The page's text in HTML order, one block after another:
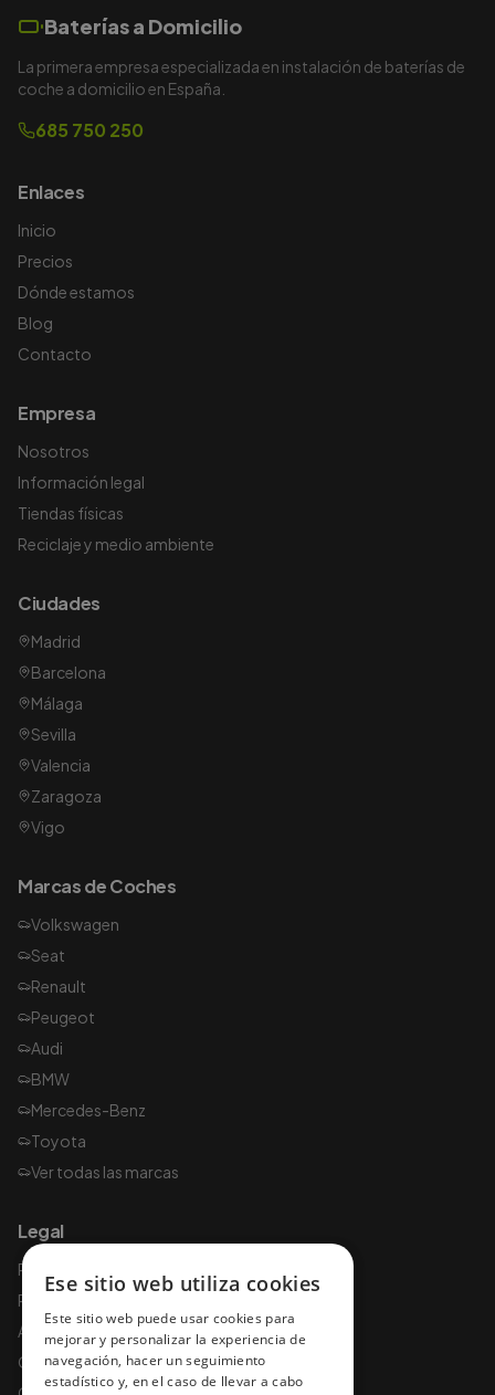
Baterías a Domicilio
La primera empresa especializada en instalación de baterías de
coche a domicilio en España.
685 750 250
Enlaces
Inicio
Precios
Dónde estamos
Blog
Contacto
Empresa
Nosotros
Información legal
Tiendas físicas
Reciclaje y medio ambiente
Ciudades
Madrid
Barcelona
Málaga
Sevilla
Valencia
Zaragoza
Vigo
Marcas de Coches
Volkswagen
Seat
Renault
Peugeot
Audi
BMW
Mercedes-Benz
Toyota
Ver todas las marcas
Legal
Política de privacidad
Política de cookies
Aviso legal
Condiciones de uso
Ese sitio web utiliza cookies
Este sitio web puede usar cookies para
mejorar y personalizar la experiencia de
navegación, hacer un seguimiento
estadístico y, en el caso de llevar a cabo